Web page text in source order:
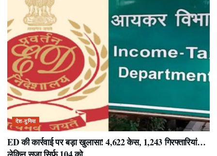
देश-दुनिया
ED की कार्रवाई पर बड़ा खुलासा! 4,622 केस, 1,243 गिरफ्तारियां…